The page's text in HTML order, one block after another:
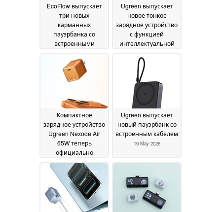
EcoFlow выпускает
три новых
карманных
пауэрбанка со
встроенными
Ugreen выпускает
новое тонкое
зарядное устройство
с функцией
интеллектуальной
Компактное
зарядное устройство
Ugreen Nexode Air
65W теперь
официально
доступно19 May 2026
Ugreen выпускает
новый пауэрбанк со
встроенным кабелем
19 May 2026